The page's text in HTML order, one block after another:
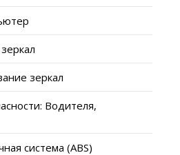
зеркал
Водителя,
система (ABS)